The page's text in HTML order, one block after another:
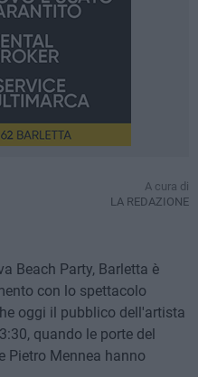
A cura di
LA REDAZIONE
Beach Party, Barletta è
con lo spettacolo
oggi il pubblico dell'artista
quando le porte del
Pietro Mennea hanno